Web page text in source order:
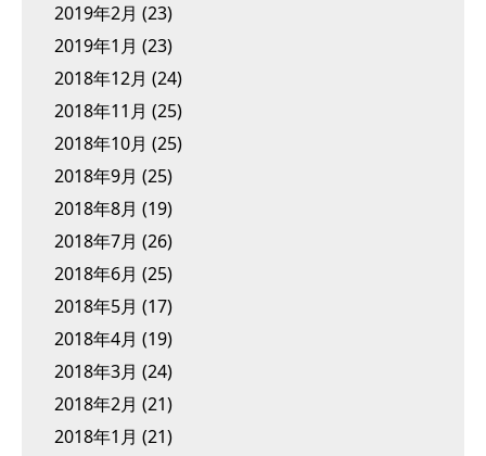
2019年2月 (23)
2019年1月 (23)
2018年12月 (24)
2018年11月 (25)
2018年10月 (25)
2018年9月 (25)
2018年8月 (19)
2018年7月 (26)
2018年6月 (25)
2018年5月 (17)
2018年4月 (19)
2018年3月 (24)
2018年2月 (21)
2018年1月 (21)